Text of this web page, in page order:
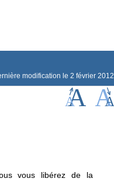
modification le 2 février 2012
vous libérez de la